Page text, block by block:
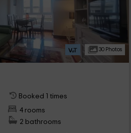
30 Photos
Booked 1 times
4 rooms
2 bathrooms